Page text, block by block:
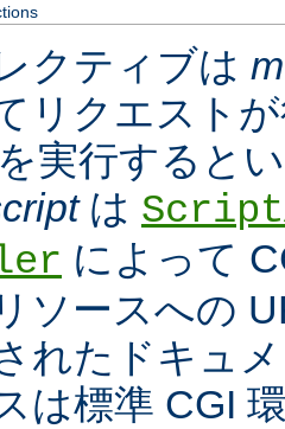
クティブは
リクエスト
実行すると
は
によって
ソースへの
れたドキュ
は標準 CGI